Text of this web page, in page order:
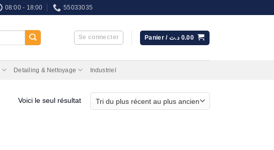
08:00 - 18:00 55033035
Se connecter Panier / 0.00 د.ت
Detailing & Nettoyage Industriel
Voici le seul résultat